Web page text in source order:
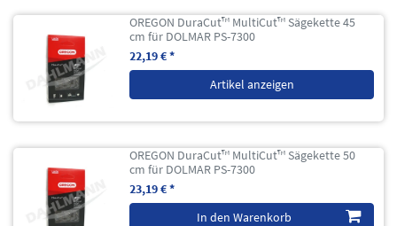
OREGON DuraCut™ MultiCut™ Sägekette 45
cm für DOLMAR PS-7300
22,19 € *
Artikel anzeigen
OREGON DuraCut™ MultiCut™ Sägekette 50
cm für DOLMAR PS-7300
23,19 € *
In den Warenkorb